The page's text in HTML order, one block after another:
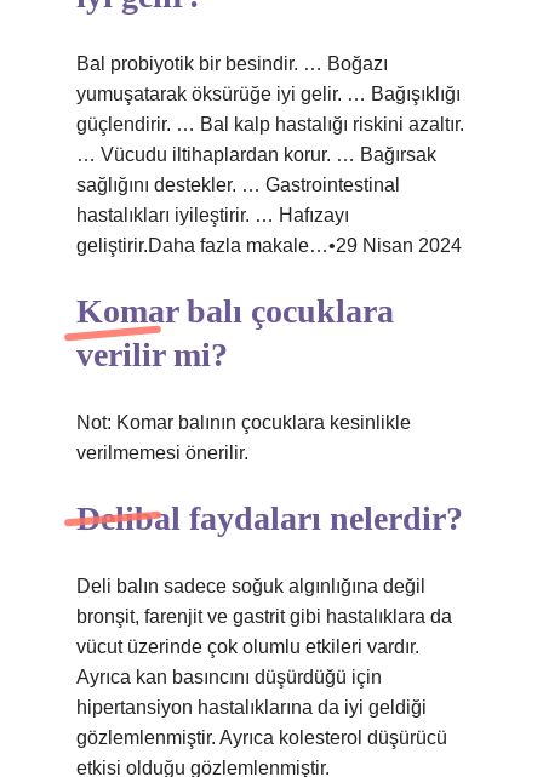
Bal probiyotik bir besindir. … Boğazı
yumuşatarak öksürüğe iyi gelir. … Bağışıklığı
güçlendirir. … Bal kalp hastalığı riskini azaltır.
… Vücudu iltihaplardan korur. … Bağırsak
sağlığını destekler. … Gastrointestinal
hastalıkları iyileştirir. … Hafızayı
geliştirir.Daha fazla makale…•29 Nisan 2024
Komar balı çocuklara
verilir mi?
Not: Komar balının çocuklara kesinlikle
verilmemesi önerilir.
Delibal faydaları nelerdir?
Deli balın sadece soğuk algınlığına değil
bronşit, farenjit ve gastrit gibi hastalıklara da
vücut üzerinde çok olumlu etkileri vardır.
Ayrıca kan basıncını düşürdüğü için
hipertansiyon hastalıklarına da iyi geldiği
gözlemlenmiştir. Ayrıca kolesterol düşürücü
etkisi olduğu gözlemlenmiştir.